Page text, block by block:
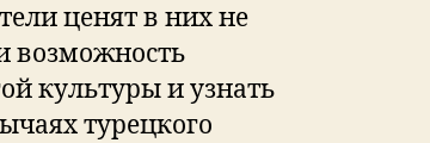
ценят в них не
возможность
культуры и узнать
турецкого